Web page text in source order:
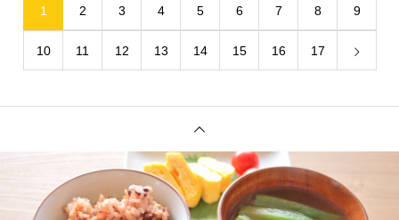
1 2 3 4 5 6 7 8 9
10 11 12 13 14 15 16 17